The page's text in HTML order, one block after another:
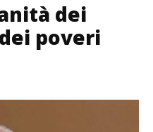
dei
poveri